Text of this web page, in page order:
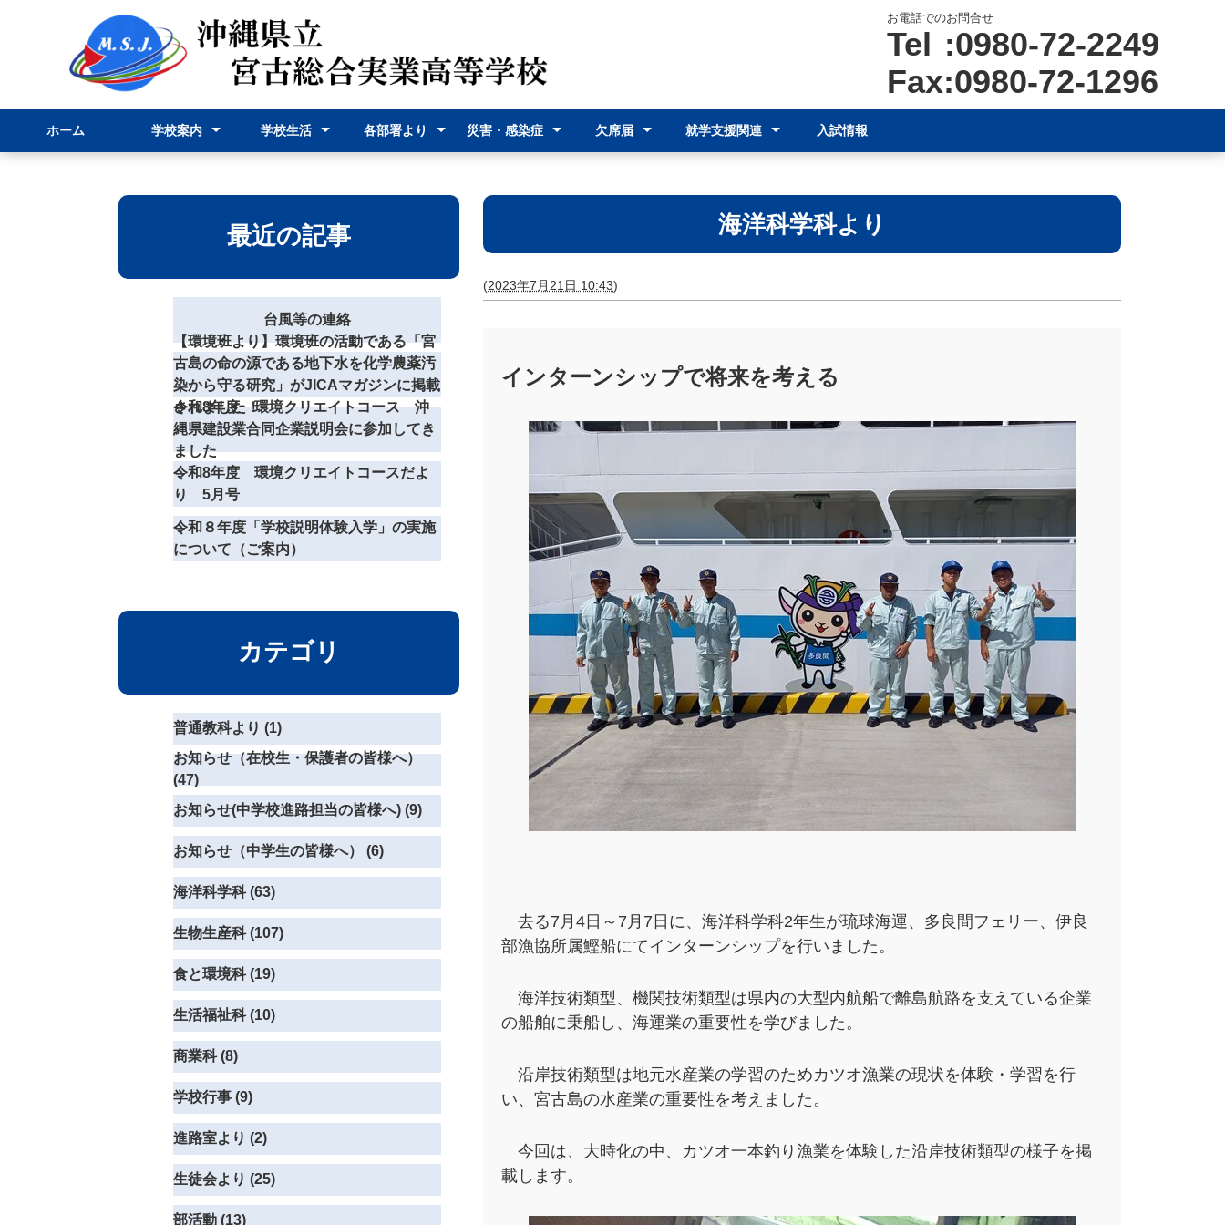
お電話でのお問合せ
Tel :0980-72-2249
Fax:0980-72-1296
ホーム 学校案内 学校生活 各部署より 災害・感染症 欠席届 就学支援関連 入試情報
海洋科学科より
(2023年7月21日 10:43)
インターンシップで将来を考える
去る7月4日～7月7日に、海洋科学科2年生が琉球海運、多良間フェリー、伊良
部漁協所属鰹船にてインターンシップを行いました。
海洋技術類型、機関技術類型は県内の大型内航船で離島航路を支えている企業
の船舶に乗船し、海運業の重要性を学びました。
沿岸技術類型は地元水産業の学習のためカツオ漁業の現状を体験・学習を行
い、宮古島の水産業の重要性を考えました。
今回は、大時化の中、カツオ一本釣り漁業を体験した沿岸技術類型の様子を掲
載します。
最近の記事
台風等の連絡
【環境班より】環境班の活動である「宮
古島の命の源である地下水を化学農薬汚
染から守る研究」がJICAマガジンに掲載
されました！
令和8年度 環境クリエイトコース 沖
縄県建設業合同企業説明会に参加してき
ました
令和8年度 環境クリエイトコースだよ
り 5月号
令和８年度「学校説明体験入学」の実施
について（ご案内）
カテゴリ
普通教科より (1)
お知らせ（在校生・保護者の皆様へ）
(47)
お知らせ(中学校進路担当の皆様へ) (9)
お知らせ（中学生の皆様へ） (6)
海洋科学科 (63)
生物生産科 (107)
食と環境科 (19)
生活福祉科 (10)
商業科 (8)
学校行事 (9)
進路室より (2)
生徒会より (25)
部活動 (13)